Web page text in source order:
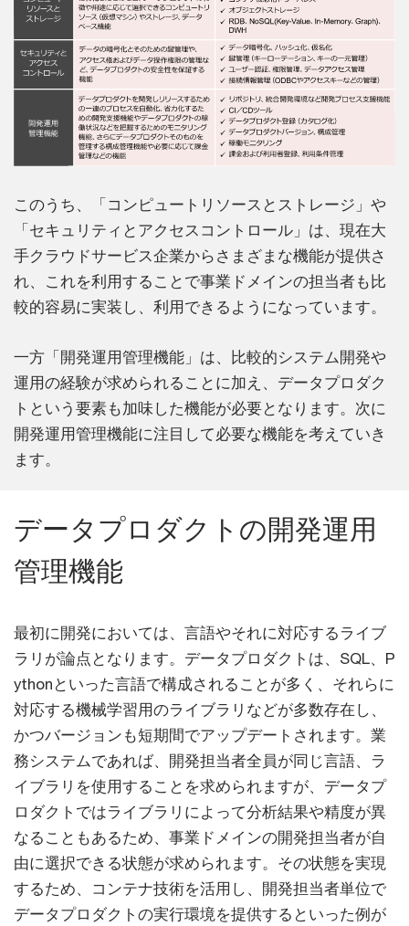
このうち、「コンピュートリソースとストレージ」や
「セキュリティとアクセスコントロール」は、現在大
手クラウドサービス企業からさまざまな機能が提供さ
れ、これを利用することで事業ドメインの担当者も比
較的容易に実装し、利用できるようになっています。
一方「開発運用管理機能」は、比較的システム開発や
運用の経験が求められることに加え、データプロダク
トという要素も加味した機能が必要となります。次に
開発運用管理機能に注目して必要な機能を考えていき
ます。
データプロダクトの開発運用
管理機能
最初に開発においては、言語やそれに対応するライブ
ラリが論点となります。データプロダクトは、SQL、P
ythonといった言語で構成されることが多く、それらに
対応する機械学習用のライブラリなどが多数存在し、
かつバージョンも短期間でアップデートされます。業
務システムであれば、開発担当者全員が同じ言語、ラ
イブラリを使用することを求められますが、データプ
ロダクトではライブラリによって分析結果や精度が異
なることもあるため、事業ドメインの開発担当者が自
由に選択できる状態が求められます。その状態を実現
するため、コンテナ技術を活用し、開発担当者単位で
データプロダクトの実行環境を提供するといった例が